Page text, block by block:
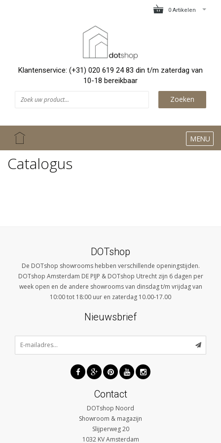
0 Artikelen
Klantenservice: (+31) 020 619 24 83 din t/m zaterdag van
10-18 bereikbaar
Zoeken
MENU
Catalogus
DOTshop
De DOTshop showrooms hebben verschillende openingstijden.
DOTshop Amsterdam DE PIJP & DOTshop Utrecht zijn 6 dagen per
week open en de andere showrooms van dinsdag t/m vrijdag van
10:00 tot 18:00 uur en zaterdag 10.00-17.00
Nieuwsbrief
Contact
DOTshop Noord
Showroom & magazijn
Slijperweg 20
1032 KV Amsterdam